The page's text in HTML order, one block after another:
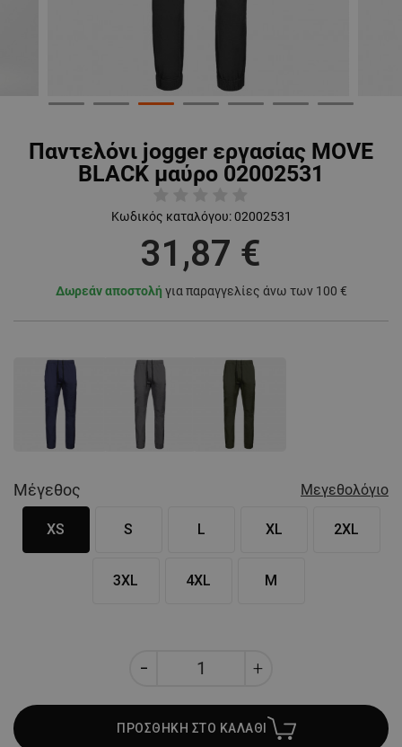
Παντελόνι jogger εργασίας MOVE
BLACK μαύρο 02002531
Κωδικός καταλόγου: 02002531
31,87 €
Δωρεάν αποστολή για παραγγελίες άνω των 100 €
Μέγεθος Μεγεθολόγιο
XS S L XL 2XL
3XL 4XL M
ΠΡΟΣΘΗΚΗ ΣΤΟ ΚΑΛΑΘΙ